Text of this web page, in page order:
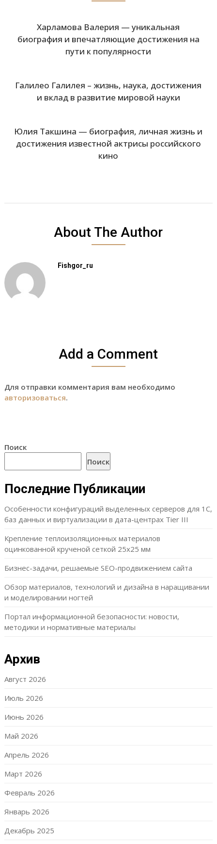
Харламова Валерия — уникальная
биография и впечатляющие достижения на
пути к популярности
Галилео Галилея – жизнь, наука, достижения
и вклад в развитие мировой науки
Юлия Такшина — биография, личная жизнь и
достижения известной актрисы российского
кино
About The Author
Fishgor_ru
Add a Comment
Для отправки комментария вам необходимо
авторизоваться.
Поиск
Поиск
Последние Публикации
Особенности конфигураций выделенных серверов для 1С,
баз данных и виртуализации в дата-центрах Tier III
Крепление теплоизоляционных материалов
оцинкованной крученой сеткой 25х25 мм
Бизнес-задачи, решаемые SEO-продвижением сайта
Обзор материалов, технологий и дизайна в наращивании
и моделировании ногтей
Портал информационной безопасности: новости,
методики и нормативные материалы
Архив
Август 2026
Июль 2026
Июнь 2026
Май 2026
Апрель 2026
Март 2026
Февраль 2026
Январь 2026
Декабрь 2025